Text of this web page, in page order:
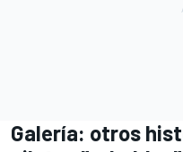
Galería: otros